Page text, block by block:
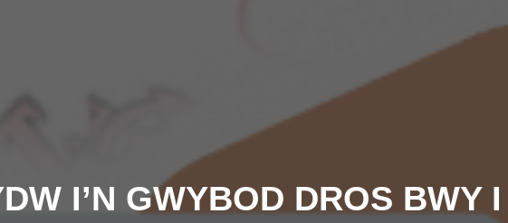
I’N GWYBOD DROS BWY I